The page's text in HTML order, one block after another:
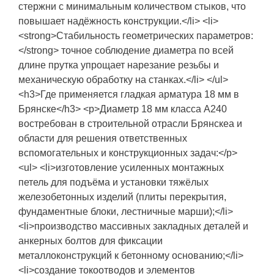
стержни с минимальным количеством стыков, что
повышает надёжность конструкции.</li> <li>
<strong>Стабильность геометрических параметров:
</strong> точное соблюдение диаметра по всей
длине прутка упрощает нарезание резьбы и
механическую обработку на станках.</li> </ul>
<h3>Где применяется гладкая арматура 18 мм в
Брянске</h3> <p>Диаметр 18 мм класса А240
востребован в строительной отрасли Брянскеа и
области для решения ответственных
вспомогательных и конструкционных задач:</p>
<ul> <li>изготовление усиленных монтажных
петель для подъёма и установки тяжёлых
железобетонных изделий (плиты перекрытия,
фундаментные блоки, лестничные марши);</li>
<li>производство массивных закладных деталей и
анкерных болтов для фиксации
металлоконструкций к бетонному основанию;</li>
<li>создание токоотводов и элементов